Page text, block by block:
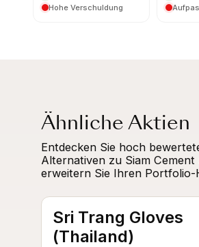
Hohe Verschuldung
Ähnliche Aktien
Entdecken Sie hoch
Alternativen zu Siam Cement
erweitern Sie Ihren Portfolio-
Sri Trang Gloves
(Thailand)